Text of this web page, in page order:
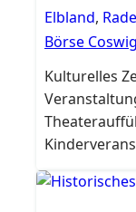
geprägt von
dem
uns für eine
Elbland,
Börse Coswig
Kulturelles
u.v.m.
jede